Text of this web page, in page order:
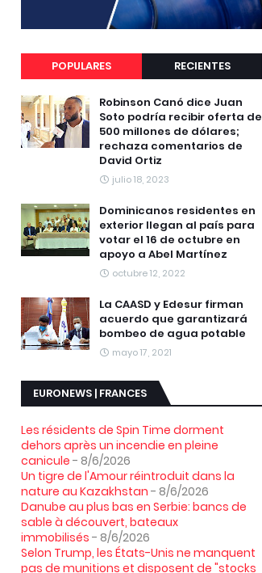
POPULARES RECIENTES
Robinson Canó dice Juan
Soto podría recibir oferta de
500 millones de dólares;
rechaza comentarios de
David Ortiz
julio 18, 2023
Dominicanos residentes en
exterior llegan al país para
votar el 16 de octubre en
apoyo a Abel Martínez
octubre 12, 2022
La CAASD y Edesur firman
acuerdo que garantizará
bombeo de agua potable
mayo 17, 2021
EURONEWS | FRANCES
Les résidents de Spin Time dorment
dehors après un incendie en pleine
canicule - 8/6/2026
Un tigre de l'Amour réintroduit dans la
nature au Kazakhstan - 8/6/2026
Danube au plus bas en Serbie: bancs de
sable à découvert, bateaux
immobilisés - 8/6/2026
Selon Trump, les États-Unis ne manquent
pas de munitions et disposent de "stocks